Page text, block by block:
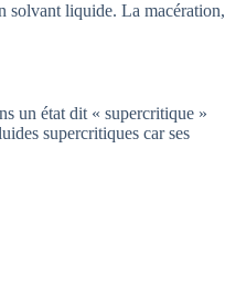
solvant liquide. La macération,
un état dit « supercritique »
supercritiques car ses